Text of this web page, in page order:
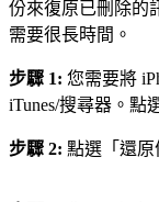
份來復原已刪除的
需要很長時間。
步驟 1: 您需要將
iTunes/搜尋器。點
步驟 2: 點選「還原